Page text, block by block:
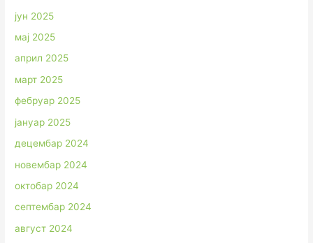
јун 2025
мај 2025
април 2025
март 2025
фебруар 2025
јануар 2025
децембар 2024
новембар 2024
октобар 2024
септембар 2024
август 2024